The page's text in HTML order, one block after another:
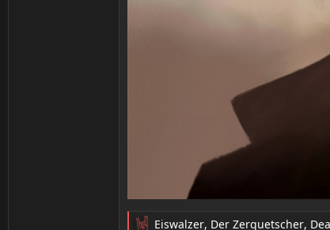
Eiswalzer, Der Zerquetscher,